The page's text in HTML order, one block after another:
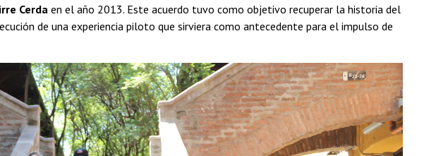
Cerda en el año 2013. Este acuerdo tuvo como objetivo recuperar la historia del
de una experiencia piloto que sirviera como antecedente para el impulso de